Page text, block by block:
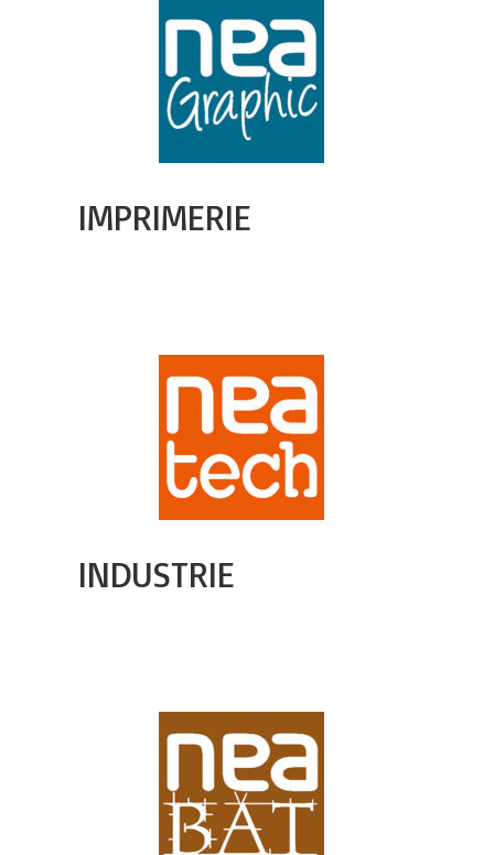
IMPRIMERIE
INDUSTRIE